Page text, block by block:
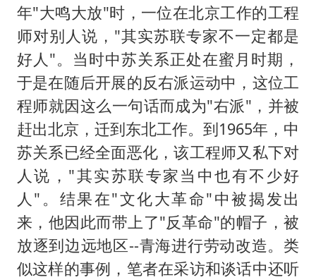
年"大鸣大放"时，一位在北京工作的工程
师对别人说，"其实苏联专家不一定都是
好人"。当时中苏关系正处在蜜月时期，
于是在随后开展的反右派运动中，这位工
程师就因这么一句话而成为"右派"，并被
赶出北京，迁到东北工作。到1965年，中
苏关系已经全面恶化，该工程师又私下对
人说，"其实苏联专家当中也有不少好
人"。结果在"文化大革命"中被揭发出
来，他因此而带上了"反革命"的帽子，被
放逐到边远地区--青海进行劳动改造。类
似这样的事例，笔者在采访和谈话中还听